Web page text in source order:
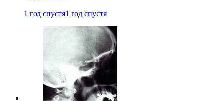
1 год спустя1 год спустя